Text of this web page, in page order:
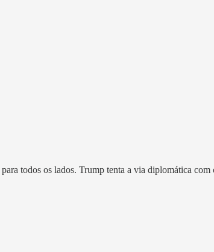
todos os lados. Trump tenta a via diplomática